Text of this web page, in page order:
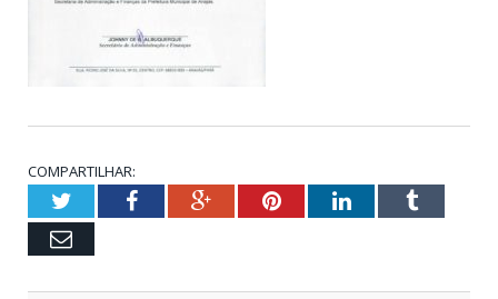
COMPARTILHAR:
TwitterFacebookGoogle+PinterestLinkedInTumblr
Email